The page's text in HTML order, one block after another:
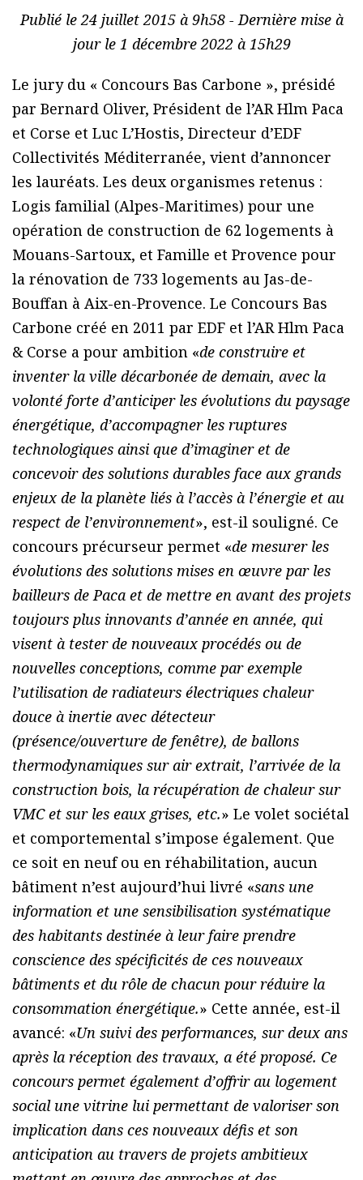
Publié le 24 juillet 2015 à 9h58 - Dernière mise à
jour le 1 décembre 2022 à 15h29
Le jury du « Concours Bas Carbone », présidé
par Bernard Oliver, Président de l’AR Hlm Paca
et Corse et Luc L’Hostis, Directeur d’EDF
Collectivités Méditerranée, vient d’annoncer
les lauréats. Les deux organismes retenus :
Logis familial (Alpes-Maritimes) pour une
opération de construction de 62 logements à
Mouans-Sartoux, et Famille et Provence pour
la rénovation de 733 logements au Jas-de-
Bouffan à Aix-en-Provence. Le Concours Bas
Carbone créé en 2011 par EDF et l’AR Hlm Paca
& Corse a pour ambition «de construire et
inventer la ville décarbonée de demain, avec la
volonté forte d’anticiper les évolutions du paysage
énergétique, d’accompagner les ruptures
technologiques ainsi que d’imaginer et de
concevoir des solutions durables face aux grands
enjeux de la planète liés à l’accès à l’énergie et au
respect de l’environnement», est-il souligné. Ce
concours précurseur permet «de mesurer les
évolutions des solutions mises en œuvre par les
bailleurs de Paca et de mettre en avant des projets
toujours plus innovants d’année en année, qui
visent à tester de nouveaux procédés ou de
nouvelles conceptions, comme par exemple
l’utilisation de radiateurs électriques chaleur
douce à inertie avec détecteur
(présence/ouverture de fenêtre), de ballons
thermodynamiques sur air extrait, l’arrivée de la
construction bois, la récupération de chaleur sur
VMC et sur les eaux grises, etc.» Le volet sociétal
et comportemental s’impose également. Que
ce soit en neuf ou en réhabilitation, aucun
bâtiment n’est aujourd’hui livré «sans une
information et une sensibilisation systématique
des habitants destinée à leur faire prendre
conscience des spécificités de ces nouveaux
bâtiments et du rôle de chacun pour réduire la
consommation énergétique.» Cette année, est-il
avancé: «Un suivi des performances, sur deux ans
après la réception des travaux, a été proposé. Ce
concours permet également d’offrir au logement
social une vitrine lui permettant de valoriser son
implication dans ces nouveaux défis et son
anticipation au travers de projets ambitieux